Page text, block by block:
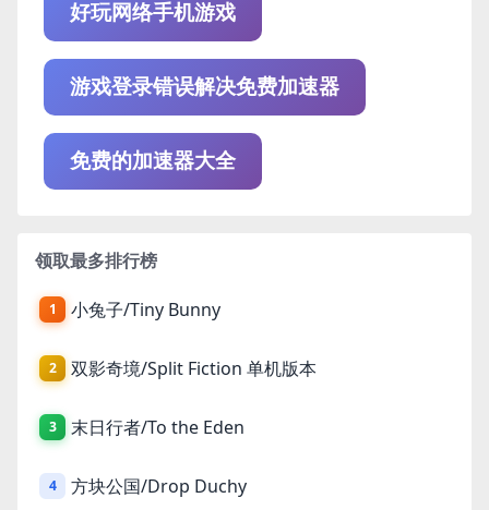
好玩网络手机游戏
游戏登录错误解决免费加速器
免费的加速器大全
领取最多排行榜
1 小兔子/Tiny Bunny
2 双影奇境/Split Fiction 单机版本
3 末日行者/To the Eden
4 方块公国/Drop Duchy